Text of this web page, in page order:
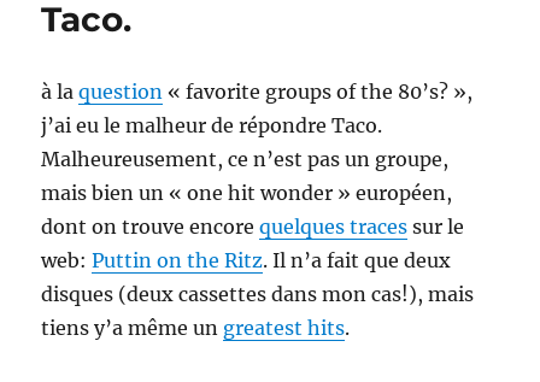
Taco.
à laquestion « favorite groups of the 80’s? »,
j’ai eu le malheur de répondre Taco.
Malheureusement, ce n’est pas un groupe,
mais bien un « one hit wonder » européen,
dont on trouve encorequelques traces sur le
web:Puttin on the Ritz. Il n’a fait que deux
disques (deux cassettes dans mon cas!), mais
tiens y’a même un greatest hits.